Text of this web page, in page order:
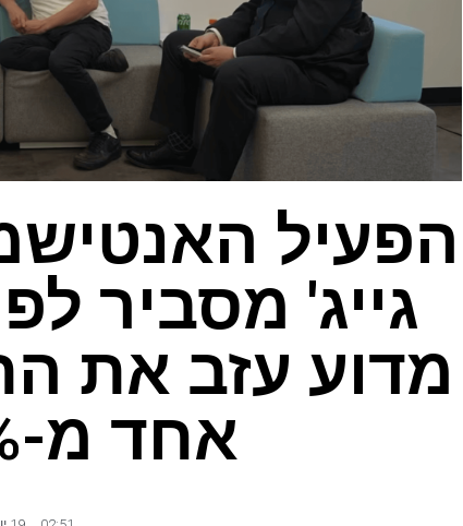
הפעיל
גייג' מסביר
מדוע עזב את
אחד מ-2% שלנו?